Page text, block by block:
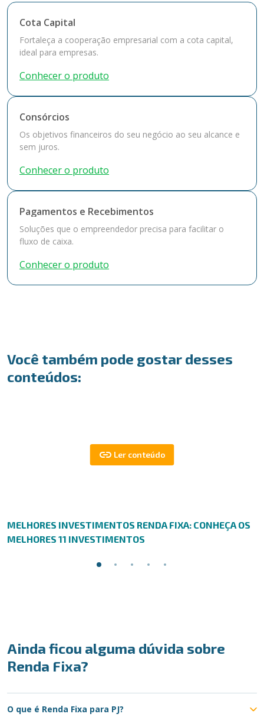
Cota Capital
Fortaleça a cooperação empresarial com a cota capital,
ideal para empresas.
Conhecer o produto
Consórcios
Os objetivos financeiros do seu negócio ao seu alcance e
sem juros.
Conhecer o produto
Pagamentos e Recebimentos
Soluções que o empreendedor precisa para facilitar o
fluxo de caixa.
Conhecer o produto
Você também pode gostar desses
conteúdos:
MELHORES INVESTIMENTOS RENDA FIXA: CONHEÇA OS
MELHORES 11 INVESTIMENTOS
Ainda ficou alguma dúvida sobre
Renda Fixa?
O que é Renda Fixa para PJ?